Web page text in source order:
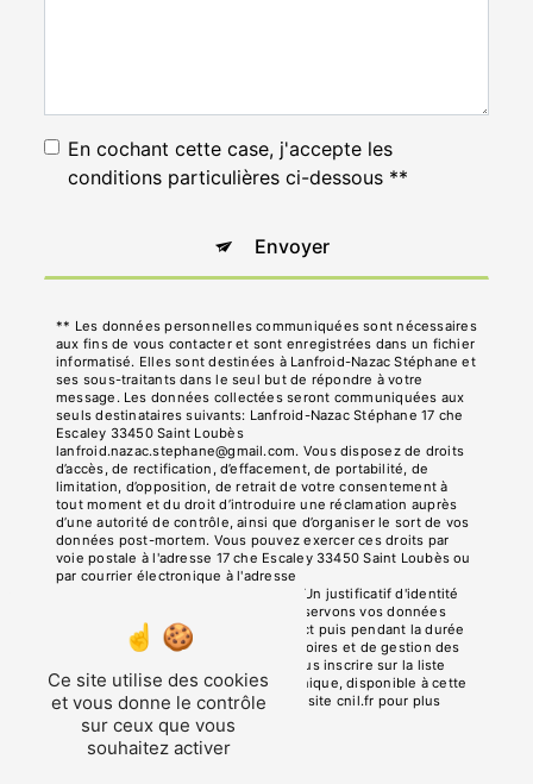
En cochant cette case, j'accepte les
conditions particulières ci-dessous **
Envoyer
** Les données personnelles communiquées sont nécessaires
aux fins de vous contacter et sont enregistrées dans un fichier
informatisé. Elles sont destinées à Lanfroid-Nazac Stéphane et
ses sous-traitants dans le seul but de répondre à votre
message. Les données collectées seront communiquées aux
seuls destinataires suivants: Lanfroid-Nazac Stéphane 17 che
Escaley 33450 Saint Loubès
lanfroid.nazac.stephane@gmail.com. Vous disposez de droits
d’accès, de rectification, d’effacement, de portabilité, de
limitation, d’opposition, de retrait de votre consentement à
tout moment et du droit d’introduire une réclamation auprès
d’une autorité de contrôle, ainsi que d’organiser le sort de vos
données post-mortem. Vous pouvez exercer ces droits par
voie postale à l'adresse 17 che Escaley 33450 Saint Loubès ou
par courrier électronique à l'adresse
lanfroid.nazac.stephane@gmail.com. Un justificatif d'identité
pourra vous être demandé. Nous conservons vos données
pendant la période de prise de contact puis pendant la durée
de prescription légale aux fins probatoires et de gestion des
contentieux. Vous avez le droit de vous inscrire sur la liste
d'opposition au démarchage téléphonique, disponible à cette
adresse:
Bloctel.gouv.fr. Consultez le site cnil.fr pour plus
d’informations sur vos droits.
Ce site utilise des cookies
et vous donne le contrôle
sur ceux que vous
souhaitez activer